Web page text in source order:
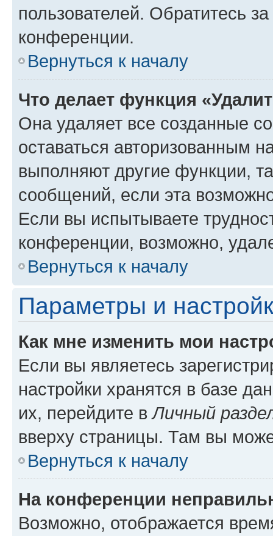
пользователей. Обратитесь
конференции.
Вернуться к началу
Что делает функция
Она удаляет все созданные
оставаться авторизованным
выполняют другие функции,
сообщений, если эта
Если вы испытываете
конференции, возможно,
Вернуться к началу
Параметры и
Как мне изменить мои
Если вы являетесь
настройки хранятся в базе
их, перейдите вЛичный
вверху страницы. Там вы
Вернуться к началу
На конференции
Возможно, отображается